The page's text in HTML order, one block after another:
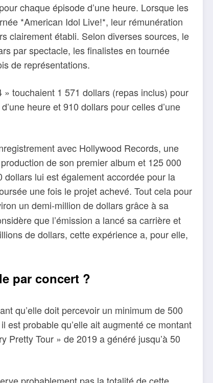
chaque épisode d’une heure. Lorsque les
*American Idol Live!*, leur rémunération
clairement établi. Selon diverses sources, le
par spectacle, les finalistes en tournée
de représentations.
touchaient 1 571 dollars (repas inclus) pour
heure et 910 dollars pour celles d’une
avec Hollywood Records, une
de son premier album et 125 000
lui est également accordée pour la
une fois le projet achevé. Tout cela pour
un demi-million de dollars grâce à sa
que l’émission a lancé sa carrière et
de dollars, cette expérience a, pour elle,
par concert ?
qu’elle doit percevoir un minimum de 500
probable qu’elle ait augmenté ce montant
Tour » de 2019 a généré jusqu’à 50
probablement pas la totalité de cette